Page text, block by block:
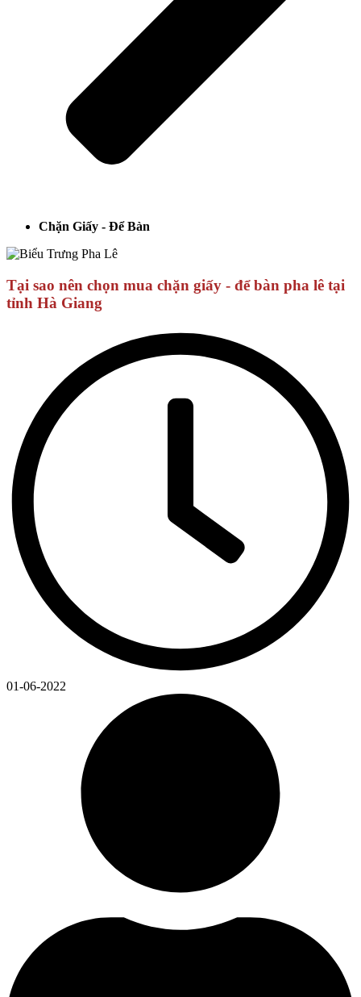
Chặn Giấy - Để Bàn
Tại sao nên chọn mua chặn giấy - để bàn pha lê tại
tỉnh Hà Giang
01-06-2022